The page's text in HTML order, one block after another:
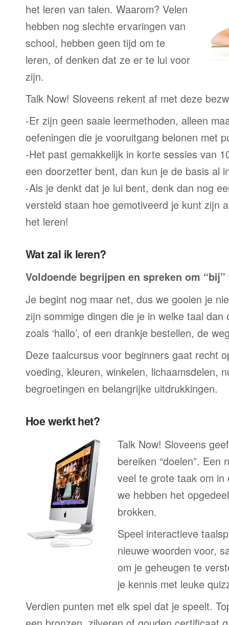
het leren van talen. Waarom? Velen
hebben nog slechte ervaringen van
school, hebben geen tijd om te
leren, of denken dat ze er te lui voor
zijn.
Talk Now! Sloveens rekent af met deze
-Er zijn geen saaie leermethoden, alleen
oefeningen die je vooruitgang belonen met
-Het past gemakkelijk in korte sessies van
een doorzetter bent, dan kun je de basis al
-Als je denkt dat je lui bent, denk dan nog
versteld staan hoe gemotiveerd je kunt zijn
het leren!
Wat zal ik leren?
Voldoende begrijpen en spreken om
Je begint nog maar net, dus we gooien je
zijn sommige dingen die je in welke taal dan
zoals ‘hallo’, of een drankje bestellen, de
Deze taalcursus voor beginners gaat recht
voeding, kleuren, winkelen, lichaamsdelen,
begroetingen en belangrijke uitdrukkingen.
Hoe werkt het?
Talk Now! Sloveens
bereiken “doelen”. Een
veel te grote taak om
we hebben het
brokken.
Speel interactieve
nieuwe woorden voor,
om je geheugen te
je kennis met leuke
Verdien punten met elk spel dat je speelt.